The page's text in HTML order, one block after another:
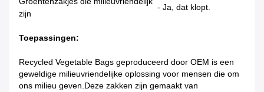
zijn
- Ja, dat klopt.
Toepassingen:
Recycled Vegetable Bags geproduceerd door OEM is een
geweldige milieuvriendelijke oplossing voor mensen die om
ons milieu geven.Deze zakken zijn gemaakt van